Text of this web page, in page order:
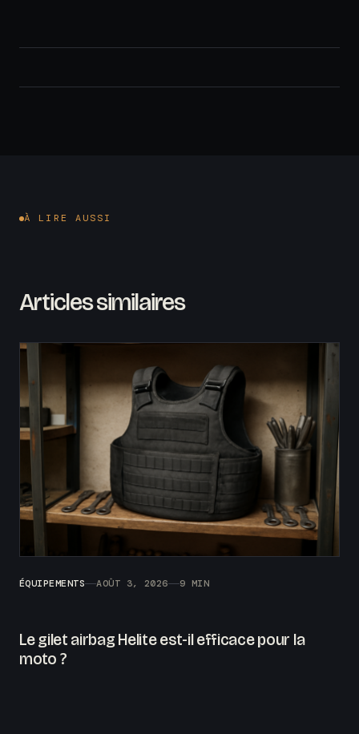
À LIRE AUSSI
Articles similaires
ÉQUIPEMENTS AOÛT 3, 2026 9 MIN
Le gilet airbag Helite est-il efficace pour la
moto ?